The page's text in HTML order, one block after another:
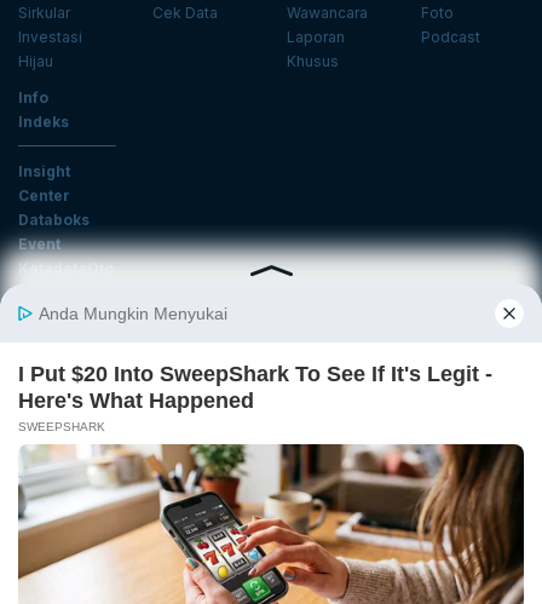
Sirkular
Investasi
Hijau
Cek Data
Wawancara
Laporan
Khusus
Foto
Podcast
Info
Indeks
Insight
Center
Databoks
Event
KatadataOto
Email
Daftar
Tentang Katadata Advertising Karier
Pedoman Media Siber
Kebijakan Privasi
Disclaimer
Hubungi Kami
©2026 Katadata. Hak cipta dilindungi Undang-undang.